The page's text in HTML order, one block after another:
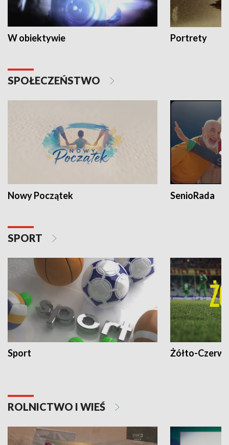
W obiektywie Portrety
SPOŁECZEŃSTWO
Nowy Początek SenioRada
SPORT
Sport Żółto-
ROLNICTWO I WIEŚ